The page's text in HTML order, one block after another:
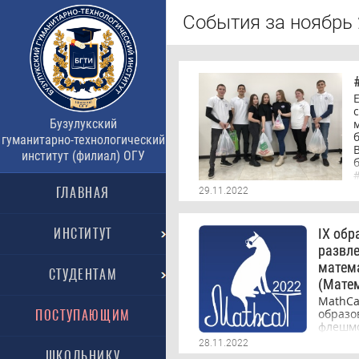
Бузулукский
гуманитарно-технологический
институт (филиал) ОГУ
ГЛАВНАЯ
ИНСТИТУТ
СТУДЕНТАМ
ПОСТУПАЮЩИМ
События за ноябрь
29.11.2022
IX
28.11.2022